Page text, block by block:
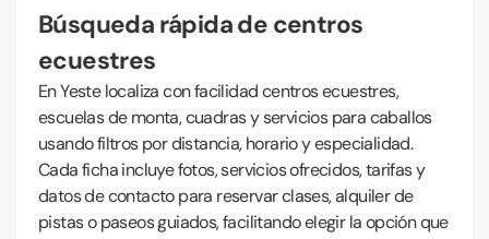
Búsqueda rápida de centros
ecuestres
En Yeste localiza con facilidad centros ecuestres,
escuelas de monta, cuadras y servicios para caballos
usando filtros por distancia, horario y especialidad.
Cada ficha incluye fotos, servicios ofrecidos, tarifas y
datos de contacto para reservar clases, alquiler de
pistas o paseos guiados, facilitando elegir la opción que